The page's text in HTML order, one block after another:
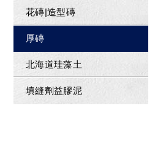
花磚|造型磚
厚磚
北海道珪藻土
填縫劑益膠泥